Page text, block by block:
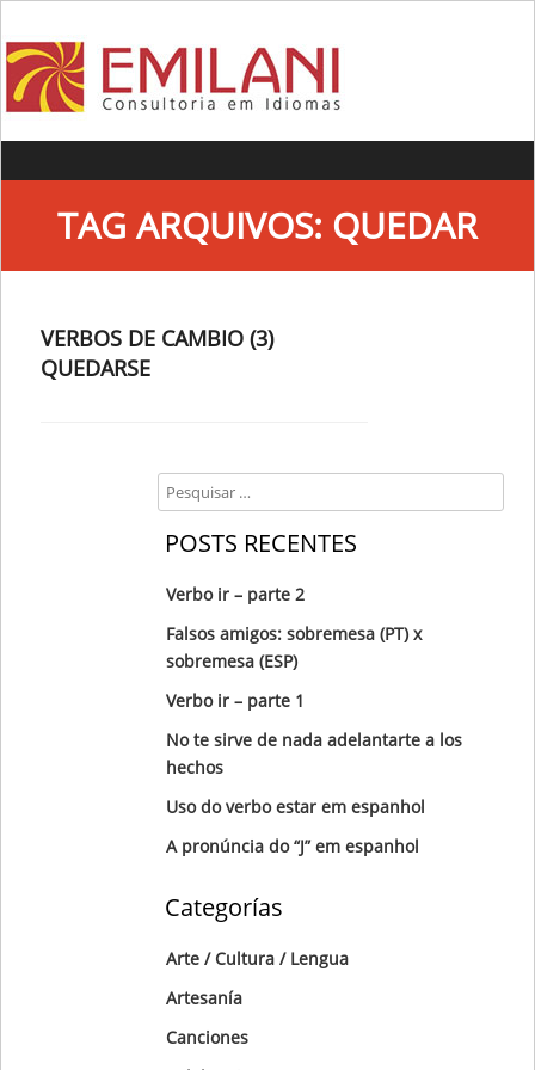
TAG ARQUIVOS: QUEDAR
VERBOS DE CAMBIO (3)
QUEDARSE
Search
POSTS RECENTES
Verbo ir – parte 2
Falsos amigos: sobremesa (PT) x
sobremesa (ESP)
Verbo ir – parte 1
No te sirve de nada adelantarte a los
hechos
Uso do verbo estar em espanhol
A pronúncia do “J” em espanhol
Categorías
Arte / Cultura / Lengua
Artesanía
Canciones